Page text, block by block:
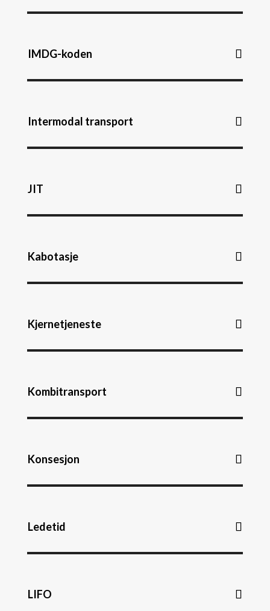
IMDG-koden
Intermodal transport
JIT
Kabotasje
Kjernetjeneste
Kombitransport
Konsesjon
Ledetid
LIFO